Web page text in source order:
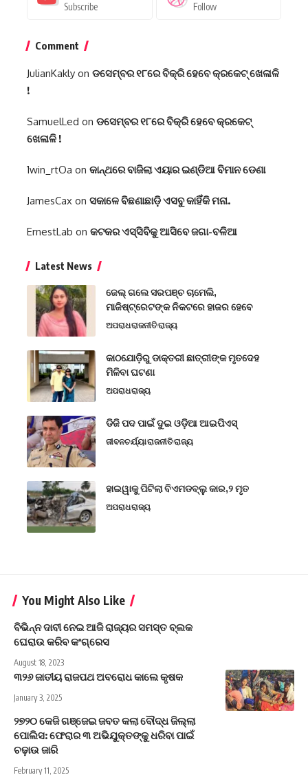
Subscribe Follow
Comment
JulianKakly on ଡସେମ୍ବର ୧୮ରେ ବିକ୍ରି ହେବେ କ୍ରକେଟ୍ ଖେଳାଳି
!
SamuelLed on ଡସେମ୍ବର ୧୮ରେ ବିକ୍ରି ହେବେ କ୍ରକେଟ୍
ଖେଳାଳି !
1win_rtOa on କାନ୍ଥରେ ବାଜିଲା ଏୟାର ଇଣ୍ଡିଆ ବିମାନ ଡେଣା
JamesCax on ସକାଳେ ବିଛଣାଛାଡ଼ି ଏସବୁ କାହିଁକି ମନା.
ErnestLab on କଟକର ଏସ୍‌ସିବିକୁ ଆସିବେ ଜଗା-ବଳିଆ
Latest News
ଜେଲ୍ ଗଲେ ସରପଞ୍ଚ ଚାମେଲି,
ମାଜିଷ୍ଟ୍ରେଟଙ୍କ ନିକଟରେ ହାଜର ହେବେ
ଅପରାଧରାଜନୀତିରାଜ୍ୟ
କାଠଯୋଡ଼ିରୁ ଡାକ୍ତରୀ ଛାତ୍ରୀଙ୍କ ମୃତଦେହ
ମିଳିବା ଘଟଣା
ଅପରାଧରାଜ୍ୟ
ଡିଜି ପଦ ପାଇଁ ଦୁଇ ଓଡ଼ିଆ ଆଇପିଏସ୍
ଜୀବନଚର୍ଯ୍ୟାରାଜନୀତିରାଜ୍ୟ
ହାଇୱାକୁ ପିଟିଲା ବିଏମଡବ୍ଲୁ କାର,୨ ମୃତ
ଅପରାଧରାଜ୍ୟ
You Might Also Like
ବିଭିନ୍ନ ଦାବୀ ନେଇ ଆଜି ରାଜ୍ୟର ସମସ୍ତ ବ୍ଲକ
ଘେରାଉ କରିବ କଂଗ୍ରେସ
August 18, 2023
୩୨୬ ଜାତୀୟ ରାଜପଥ ଅବରୋଧ କାଲେ କୃଷକ
January 3, 2025
୨୭୨୦ କେଜି ଗଞ୍ଜେଇ ଜବତ କଲା ବୌଦ୍ଧ ଜିଲ୍ଲା
ପୋଲିସ: ଫେରାର ୩ ଅଭିଯୁକ୍ତଙ୍କୁ ଧରିବା ପାଇଁ
ଚଢ଼ାଉ ଜାରି
February 11, 2025